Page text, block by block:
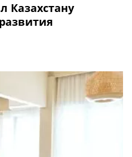
Казахстану